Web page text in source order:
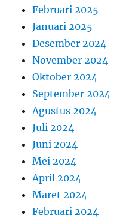
Februari 2025
Januari 2025
Desember 2024
November 2024
Oktober 2024
September 2024
Agustus 2024
Juli 2024
Juni 2024
Mei 2024
April 2024
Maret 2024
Februari 2024